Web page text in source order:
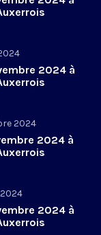
2024 à
2024
2024 à
2024 à